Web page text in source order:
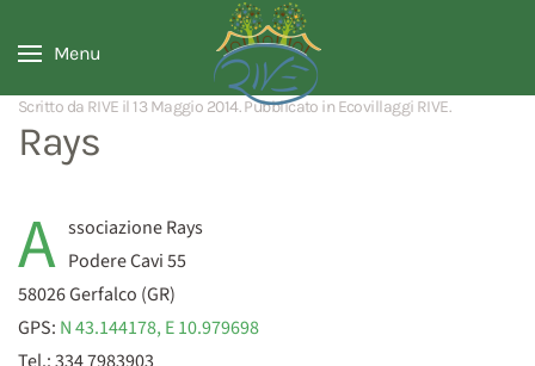
Menu
Scritto da RIVE il 13 Maggio 2014. Pubblicato in Ecovillaggi RIVE.
Rays
A ssociazione Rays
Podere Cavi 55
58026 Gerfalco (GR)
GPS: N 43.144178, E 10.979698